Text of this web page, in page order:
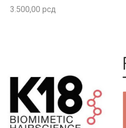
3.500,00 рсд